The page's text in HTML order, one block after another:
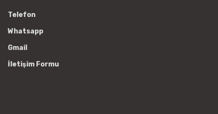
Telefon
Whatsapp
Gmail
İletişim Formu